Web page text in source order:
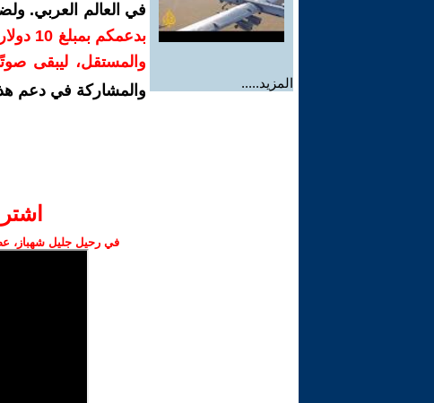
المزيد.....
في العالم العربي.
والمستقل، ليبقى
والمشاركة في دعم
في رحيل جليل شهباز،